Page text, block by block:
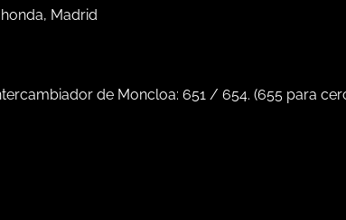
Madrid
de Moncloa: 651 / 654. (655 para